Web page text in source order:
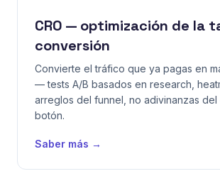
CRO — optimización de la
conversión
Convierte el tráfico que ya pagas en
— tests A/B basados en research,
arreglos del funnel, no adivinanzas
botón.
Saber más →